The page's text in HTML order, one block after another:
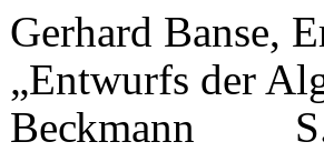
Gerhard Banse,
„Entwurfs der
Beckmann